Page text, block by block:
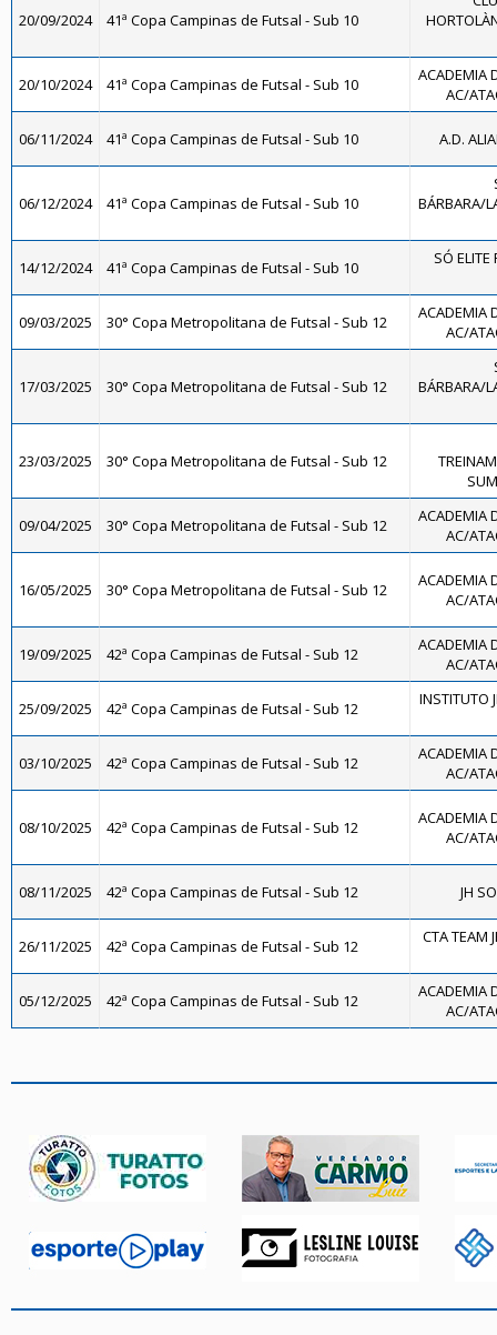
20/09/2024 41ª Copa Campinas de Futsal - Sub 10
20/10/2024 41ª Copa Campinas de Futsal - Sub 10
ACADEMIA
AC/
06/11/2024 41ª Copa Campinas de Futsal - Sub 10 A.D.
06/12/2024 41ª Copa Campinas de Futsal - Sub 10
BÁRBARA/
14/12/2024 41ª Copa Campinas de Futsal - Sub 10 SÓ ELITE
09/03/2025 30° Copa Metropolitana de Futsal - Sub 12
ACADEMIA
AC/
17/03/2025 30° Copa Metropolitana de Futsal - Sub 12
BÁRBARA/
23/03/2025 30° Copa Metropolitana de Futsal - Sub 12
09/04/2025 30° Copa Metropolitana de Futsal - Sub 12
ACADEMIA
AC/
16/05/2025 30° Copa Metropolitana de Futsal - Sub 12
ACADEMIA
AC/
19/09/2025 42ª Copa Campinas de Futsal - Sub 12
ACADEMIA
AC/
25/09/2025 42ª Copa Campinas de Futsal - Sub 12 INSTITUTO
03/10/2025 42ª Copa Campinas de Futsal - Sub 12
ACADEMIA
AC/
08/10/2025 42ª Copa Campinas de Futsal - Sub 12
ACADEMIA
AC/
08/11/2025 42ª Copa Campinas de Futsal - Sub 12 JH
26/11/2025 42ª Copa Campinas de Futsal - Sub 12 CTA TEAM
05/12/2025 42ª Copa Campinas de Futsal - Sub 12
ACADEMIA
AC/